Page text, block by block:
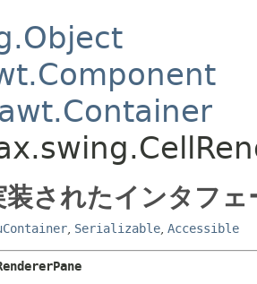
されたインタフ
Serializable Accessible